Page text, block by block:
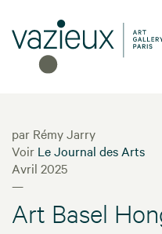
par Rémy Jarry
Voir Le Journal des Arts
Avril 2025
—
Art Basel